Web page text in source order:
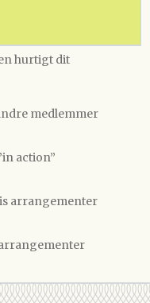
hurtigt dit
medlemmer
action”
arrangementer